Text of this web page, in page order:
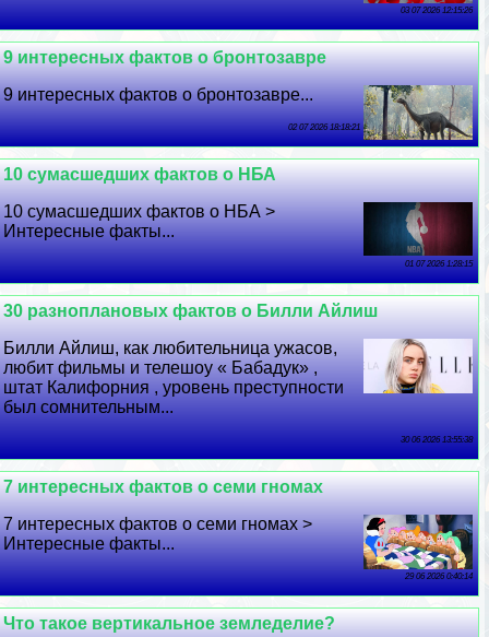
03 07 2026 12:15:26
9 интересных фактов о бронтозавре
9 интересных фактов о бронтозавре...
02 07 2026 18:18:21
10 cyмacшедших фактов о НБА
10 cyмacшедших фактов о НБА >
Интересные факты...
01 07 2026 1:28:15
30 разноплановых фактов о Билли Айлиш
Билли Айлиш, как любительница ужасов,
любит фильмы и телешоу « Бабадук» ,
штат Калифорния , уровень преступности
был сомнительным...
30 06 2026 13:55:38
7 интересных фактов о семи гномах
7 интересных фактов о семи гномах >
Интересные факты...
29 06 2026 0:40:14
Что такое вертикальное земледелие?